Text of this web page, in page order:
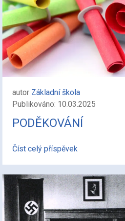
autor Základní škola
Publikováno: 10.03.2025
PODĚKOVÁNÍ
Číst celý příspěvek